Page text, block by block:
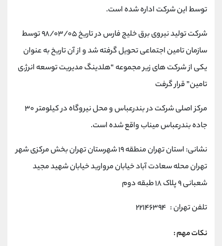
توسط این شرکت اداره شده است.
شرکت تولید نیروی برق خلیج فارس در تاریخ ۹۸/۰۳/۰۵ توسط
سازمان تامین اجتماعی تحویل گرفته شد و از آن تاریخ به عنوان
یکی از شرکت های زیر مجموعه “هلدینگ مدیریت توسعه انرژ.ی
تامین” قرار گرفت
مرکز اصلی شرکت در بندرعباس و محل نیروگاه در کیلومتر ۳۰
جاده بندرعباس میناب واقع شده است.
نشانی: استان تهران منطقه ۱۹ شهرستان تهران بخش مرکزی شهر
تهران محله سعادت آباد خیابان مروارید خیابان شهید مجید
شعبانی ۹ پلاک ۱۸ طبقه دوم
تلفن تهران : ۲۲۱۴۶۳۹۴
نکات مهم :